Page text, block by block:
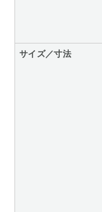
サイズ／寸法